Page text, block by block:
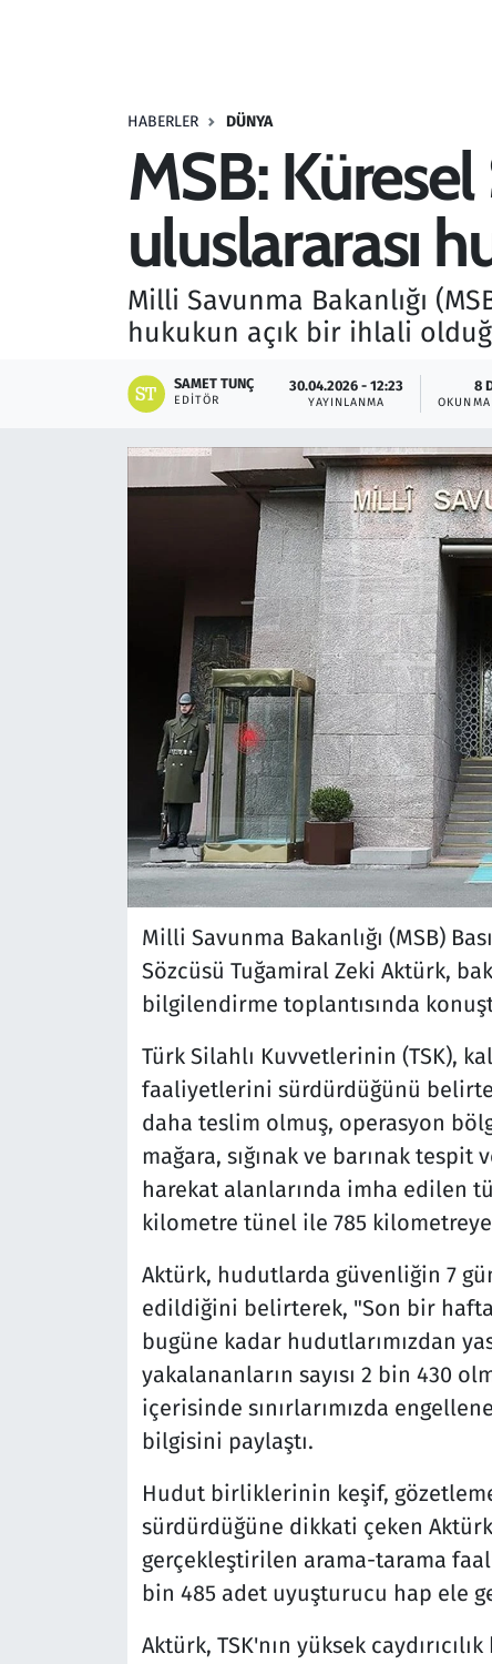
HABERLER DÜNYA
MSB: Küresel
uluslararası
Milli Savunma Bakanlığı
hukukun açık bir ihlali
SAMET TUNÇ
EDITÖR
30.04.2026 - 12:23
YAYINLANMA
8
Milli Savunma Bakanlığı (MSB)
Sözcüsü Tuğamiral Zeki Aktürk,
bilgilendirme toplantısında
Türk Silahlı Kuvvetlerinin (TSK),
faaliyetlerini sürdürdüğünü
daha teslim olmuş, operasyon
mağara, sığınak ve barınak
harekat alanlarında imha edilen
kilometre tünel ile 785
Aktürk, hudutlarda güvenliğin 7
edildiğini belirterek, "Son bir
bugüne kadar hudutlarımızdan
yakalananların sayısı 2 bin 430
içerisinde sınırlarımızda
bilgisini paylaştı.
Hudut birliklerinin keşif,
sürdürdüğüne dikkati çeken
gerçekleştirilen arama-tarama
bin 485 adet uyuşturucu hap ele
Aktürk, TSK'nın yüksek
Savunma Sanayi
Teknoloji ve Bilim
Televizyon